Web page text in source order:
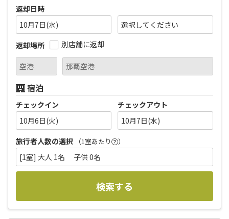
返却日時
10月7日(水)
返却場所
別店舗に返却
宿泊
チェックイン
10月6日(火)
チェックアウト
10月7日(水)
旅行者人数の選択
（1室あたり ）
[1室] 大人 1名 子供 0名
検索する